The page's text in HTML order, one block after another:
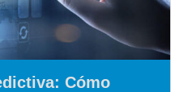
Cómo